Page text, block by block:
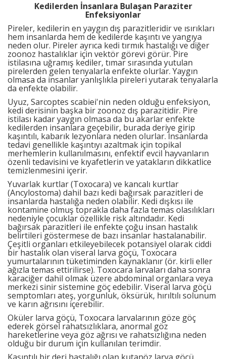
Kedilerden İnsanlara Bulaşan Paraziter
Enfeksiyonlar
Pireler, kedilerin en yaygın dış parazitleridir ve ısırıkları
hem insanlarda hem de kedilerde kaşıntı ve yangıya
neden olur. Pireler ayrıca kedi tırmık hastalığı ve diğer
zoonoz hastalıklar için vektör görevi görür. Pire
istilasına uğramış kediler, tımar sırasında yutulan
pirelerden gelen tenyalarla enfekte olurlar. Yaygın
olmasa da insanlar yanlışlıkla pireleri yutarak tenyalarla
da enfekte olabilir.
Uyuz, Sarcoptes scabiei'nin neden olduğu enfeksiyon,
kedi derisinin başka bir zoonoz dış parazitidir. Pire
istilası kadar yaygın olmasa da bu akarlar enfekte
kedilerden insanlara geçebilir, burada deriye girip
kaşıntılı, kabarık lezyonlara neden olurlar. İnsanlarda
tedavi genellikle kaşıntıyı azaltmak için topikal
merhemlerin kullanılmasını, enfektif evcil hayvanların
özenli tedavisini ve kıyafetlerin ve yatakların dikkatlice
temizlenmesini içerir.
Yuvarlak kurtlar (Toxocara) ve kancalı kurtlar
(Ancylostoma) dahil bazı kedi bağırsak parazitleri de
insanlarda hastalığa neden olabilir. Kedi dışkısı ile
kontamine olmuş toprakla daha fazla temas olasılıkları
nedeniyle çocuklar özellikle risk altındadır. Kedi
bağırsak parazitleri ile enfekte çoğu insan hastalık
belirtileri göstermese de bazı insanlar hastalanabilir.
Çeşitli organları etkileyebilecek potansiyel olarak ciddi
bir hastalık olan viseral larva göçü, Toxocara
yumurtalarının tüketiminden kaynaklanır (ör. kirli eller
ağızla temas ettirilirse). Toxocara larvaları daha sonra
karaciğer dahil olmak üzere abdominal organlara veya
merkezi sinir sistemine göç edebilir. Viseral larva göçü
semptomları ateş, yorgunluk, öksürük, hırıltılı solunum
ve karın ağrısını içerebilir.
Oküler larva göçü, Toxocara larvalarının göze göç
ederek görsel rahatsızlıklara, anormal göz
hareketlerine veya göz ağrısı ve rahatsızlığına neden
olduğu bir durum için kullanılan terimdir.